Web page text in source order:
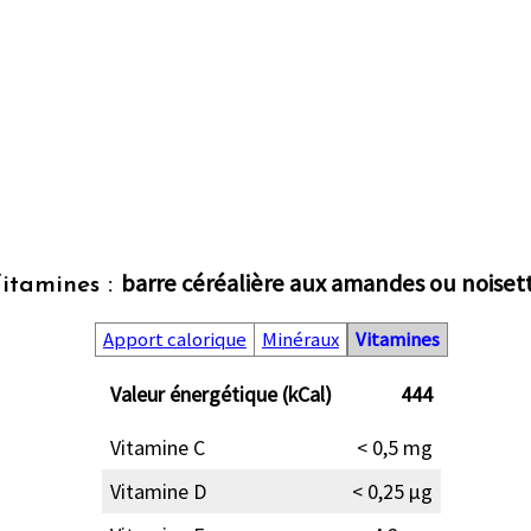
: barre céréalière aux amandes ou
Apport calorique Minéraux Vitamines
Valeur énergétique (kCal)
444
Vitamine C
< 0,5 mg
Vitamine D
< 0,25 µg